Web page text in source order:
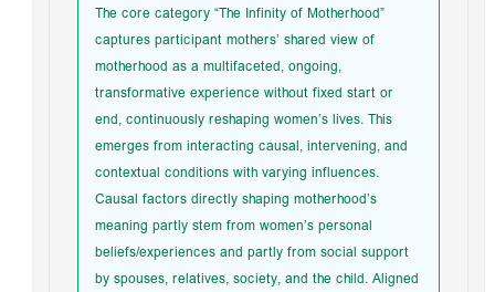
The core category “The Infinity of Motherhood”
captures participant mothers’ shared view of
motherhood as a multifaceted, ongoing,
transformative experience without fixed start or
end, continuously reshaping women’s lives. This
emerges from interacting causal, intervening, and
contextual conditions with varying influences.
Causal factors directly shaping motherhood’s
meaning partly stem from women’s personal
beliefs/experiences and partly from social support
by spouses, relatives, society, and the child. Aligned